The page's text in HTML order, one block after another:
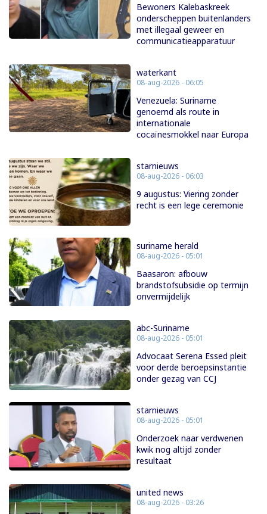
Bewoners Kalebaskreek
onderscheppen buitenlanders
met illegaal geweer en
communicatieapparatuur
waterkant
08-aug-2026 - 06:05
Venezuela: Suriname
genoemd als route in
internationale
cocaïnesmokkel naar Europa
starnieuws
08-aug-2026 - 06:03
9 augustus: Viering zonder
recht is een lege ceremonie
suriname herald
08-aug-2026 - 05:01
Baasaron: afbouw
brandstofsubsidie op termijn
onvermijdelijk
abc-Suriname
08-aug-2026 - 05:01
Advocaat Serena Essed pleit
voor derde beroepsinstantie
onder gezag van CCJ
starnieuws
08-aug-2026 - 05:01
Onderzoek naar verdwenen
kwik nog altijd zonder
resultaat
united news
08-aug-2026 - 03:26